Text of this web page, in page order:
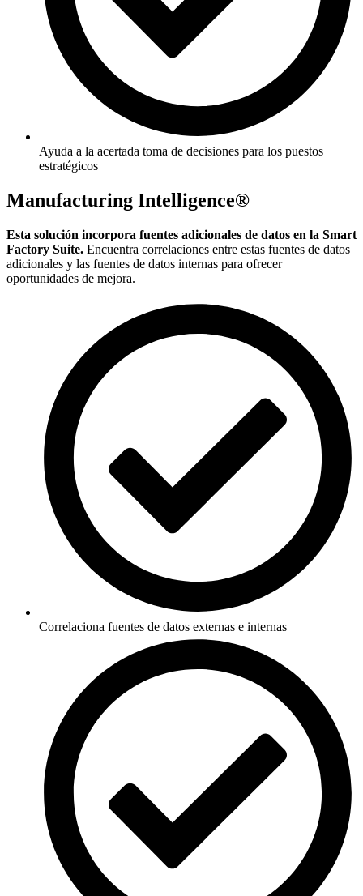
Ayuda a la acertada toma de decisiones para los puestos
estratégicos
Manufacturing Intelligence®
Esta solución incorpora fuentes adicionales de datos en la Smart
Factory Suite. Encuentra correlaciones entre estas fuentes de datos
adicionales y las fuentes de datos internas para ofrecer
oportunidades de mejora.
Correlaciona fuentes de datos externas e internas